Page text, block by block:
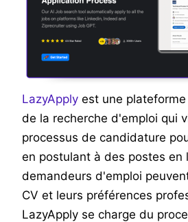
LazyApply est une
de la recherche d'emploi qui
processus de candidature
en postulant à des postes en
demandeurs d'emploi
CV et leurs préférences
LazyApply se charge du